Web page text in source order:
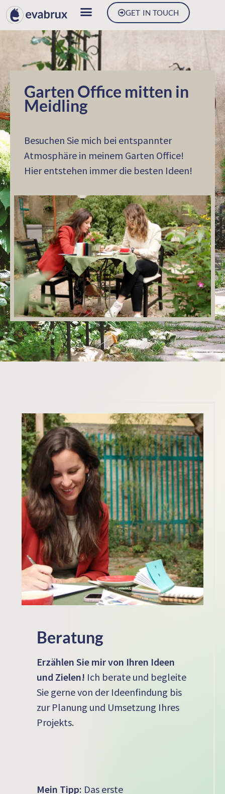
GET IN TOUCH
Garten Office mitten in
Meidling
Besuchen Sie mich bei entspannter
Atmosphäre in meinem Garten Office!
Hier entstehen immer die besten Ideen!
Beratung
Erzählen Sie mir von Ihren Ideen
und Zielen! Ich berate und begleite
Sie gerne von der Ideenfindung bis
zur Planung und Umsetzung Ihres
Projekts.
Mein Tipp: Das erste